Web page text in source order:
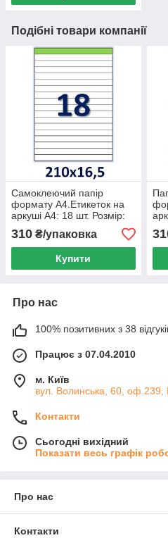
Подібні товари компанії
Самоклеючий папір
формату А4.Етикеток на
аркуші А4: 18 шт. Розмір:
210х16,5 мм. Упаковка
100 аркушів/1800 етикеток
310 ₴/упаковка
Купити
Про нас
100% позитивних з 38
Працює з 07.04.2010
м. Київ
вул. Волинська, 60, оф.239,
Контакти
Сьогодні вихідний
Показати весь графік
Про нас
Контакти